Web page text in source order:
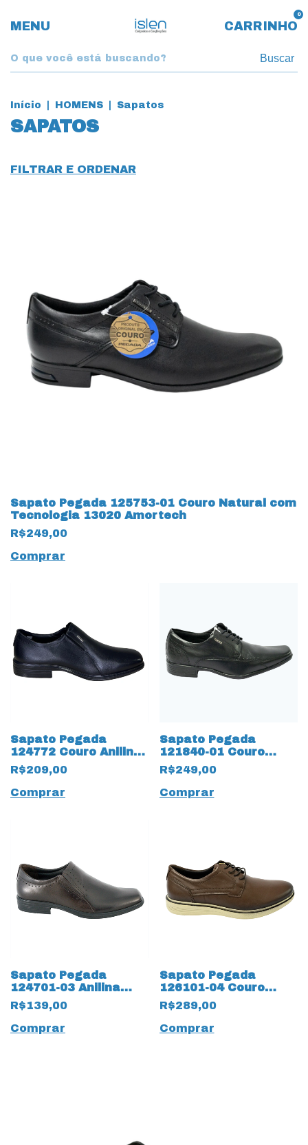
MENU CARRINHO
0
Buscar
Início HOMENS Sapatos
SAPATOS
FILTRAR E ORDENAR
Sapato Pegada 125753-01 Couro Natural com
Tecnologia 13020 Amortech
R$249,00
Comprar
Sapato Pegada
124772 Couro Anilina
com Bico 17659
Quadrado
R$209,00
Comprar
Sapato Pegada
121840-01 Couro
Natural Mestiço com
13199 Cadarço
R$249,00
Comprar
Sapato Pegada
124701-03 Anilina
Brown com palmilha
Amortech
R$139,00
Comprar
Sapato Pegada
126101-04 Couro
Mestiço 14117 Pinhão
R$289,00
Comprar